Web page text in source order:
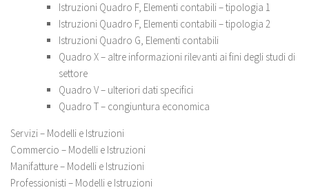
Istruzioni Quadro F, Elementi contabili – tipologia 1
Istruzioni Quadro F, Elementi contabili – tipologia 2
Istruzioni Quadro G, Elementi contabili
Quadro X – altre informazioni rilevanti ai fini degli studi di
settore
Quadro V – ulteriori dati specifici
Quadro T – congiuntura economica
Servizi – Modelli e Istruzioni
Commercio – Modelli e Istruzioni
Manifatture – Modelli e Istruzioni
Professionisti – Modelli e Istruzioni